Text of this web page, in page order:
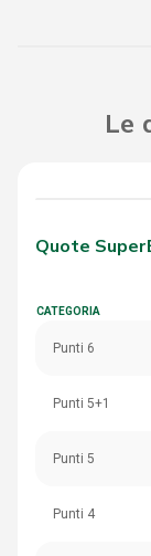
Le
Quote
CATEGORIA
Punti 6
Punti 5+1
Punti 5
Punti 4